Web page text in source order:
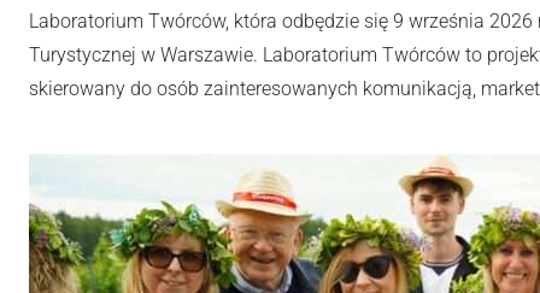
Laboratorium Twórców, która odbędzie się 9 września
Turystycznej w Warszawie. Laboratorium Twórców to
skierowany do osób zainteresowanych komunikacją,